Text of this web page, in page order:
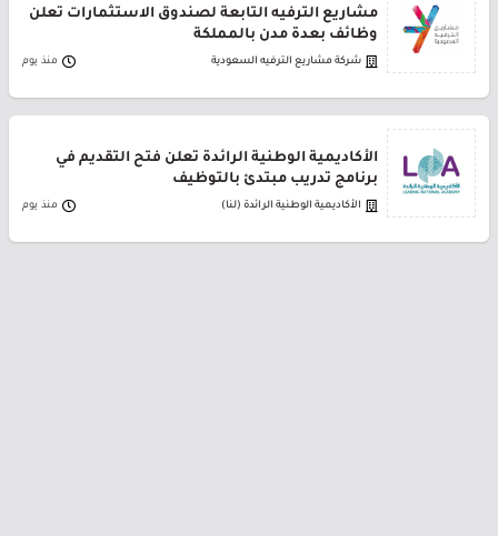
مشاريع الترفيه التابعة لصندوق الاستثمارات تعلن
وظائف بعدة مدن بالمملكة
شركة مشاريع الترفيه السعودية منذ يوم
الأكاديمية الوطنية الرائدة تعلن فتح التقديم في
برنامج تدريب مبتدئ بالتوظيف
الأكاديمية الوطنية الرائدة (لنا) منذ يوم